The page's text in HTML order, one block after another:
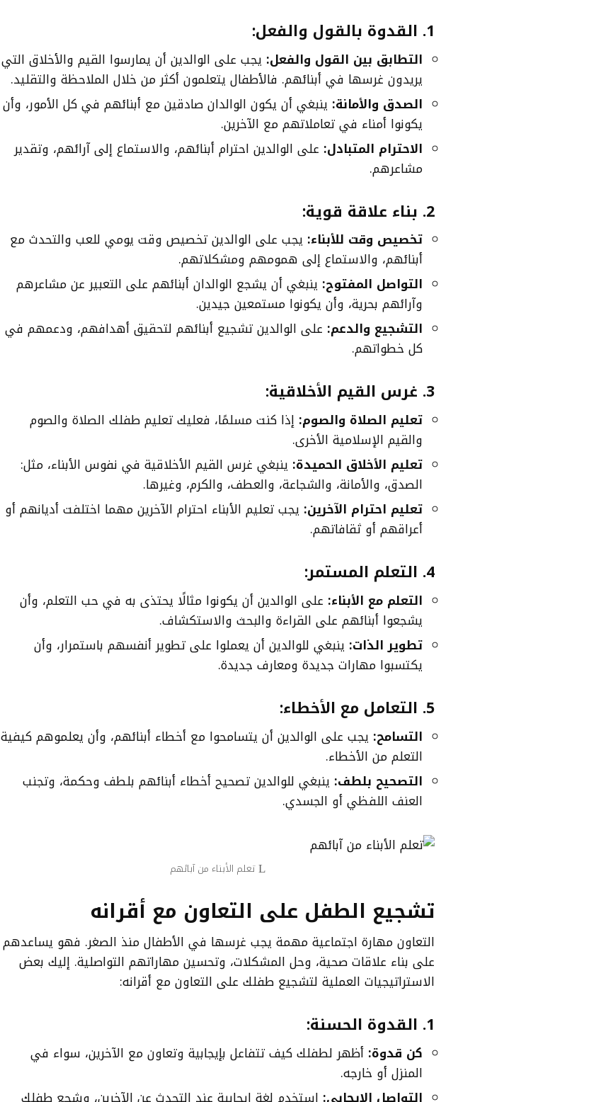
1. القدوة بالقول والفعل:
التطابق بين القول والفعل: يجب على الوالدين أن يمارسوا القيم والأخلاق التي
يريدون غرسها في أبنائهم. فالأطفال يتعلمون أكثر من خلال الملاحظة والتقليد.
الصدق والأمانة: ينبغي أن يكون الوالدان صادقين مع أبنائهم في كل الأمور، وأن
يكونوا أمناء في تعاملاتهم مع الآخرين.
الاحترام المتبادل: على الوالدين احترام أبنائهم، والاستماع إلى آرائهم، وتقدير
مشاعرهم.
2. بناء علاقة قوية:
تخصيص وقت للأبناء: يجب على الوالدين تخصيص وقت يومي للعب والتحدث مع
أبنائهم، والاستماع إلى همومهم ومشكلاتهم.
التواصل المفتوح: ينبغي أن يشجع الوالدان أبنائهم على التعبير عن مشاعرهم
وآرائهم بحرية، وأن يكونوا مستمعين جيدين.
التشجيع والدعم: على الوالدين تشجيع أبنائهم لتحقيق أهدافهم، ودعمهم في
كل خطواتهم.
3. غرس القيم الأخلاقية:
تعليم الصلاة والصوم: إذا كنت مسلمًا، فعليك تعليم طفلك الصلاة والصوم
والقيم الإسلامية الأخرى.
تعليم الأخلاق الحميدة: ينبغي غرس القيم الأخلاقية في نفوس الأبناء، مثل:
الصدق، والأمانة، والشجاعة، والعطف، والكرم، وغيرها.
تعليم احترام الآخرين: يجب تعليم الأبناء احترام الآخرين مهما اختلفت أديانهم أو
أعراقهم أو ثقافاتهم.
4. التعلم المستمر:
التعلم مع الأبناء: على الوالدين أن يكونوا مثالًا يحتذى به في حب التعلم، وأن
يشجعوا أبنائهم على القراءة والبحث والاستكشاف.
تطوير الذات: ينبغي للوالدين أن يعملوا على تطوير أنفسهم باستمرار، وأن
يكتسبوا مهارات جديدة ومعارف جديدة.
5. التعامل مع الأخطاء:
التسامح: يجب على الوالدين أن يتسامحوا مع أخطاء أبنائهم، وأن يعلموهم كيفية
التعلم من الأخطاء.
التصحيح بلطف: ينبغي للوالدين تصحيح أخطاء أبنائهم بلطف وحكمة، وتجنب
العنف اللفظي أو الجسدي.
تعلم الأبناء من آبائهم
تشجيع الطفل على التعاون مع أقرانه
التعاون مهارة اجتماعية مهمة يجب غرسها في الأطفال منذ الصغر. فهو يساعدهم
على بناء علاقات صحية، وحل المشكلات، وتحسين مهاراتهم التواصلية. إليك بعض
الاستراتيجيات العملية لتشجيع طفلك على التعاون مع أقرانه:
1. القدوة الحسنة:
كن قدوة: أظهر لطفلك كيف تتفاعل بإيجابية وتعاون مع الآخرين، سواء في
المنزل أو خارجه.